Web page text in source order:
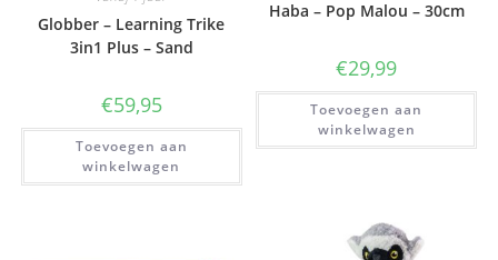
Globber – Learning Trike
3in1 Plus – Sand
€59,95
Toevoegen aan
winkelwagen
Haba – Pop Malou – 30cm
€29,99
Toevoegen aan
winkelwagen